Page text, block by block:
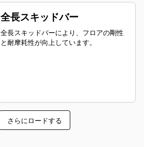
全長スキッドバー
全長スキッドバーにより、フロアの剛性
と耐摩耗性が向上しています。
さらにロードする